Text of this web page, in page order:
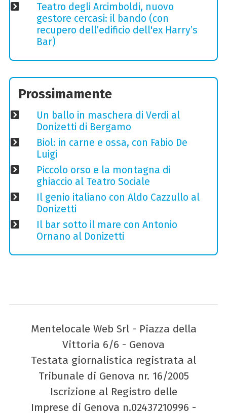
Teatro degli Arcimboldi, nuovo
gestore cercasi: il bando (con
recupero dell’edificio dell'ex Harry’s
Bar)
Prossimamente
Un ballo in maschera di Verdi al
Donizetti di Bergamo
Biol: in carne e ossa, con Fabio De
Luigi
Piccolo orso e la montagna di
ghiaccio al Teatro Sociale
Il genio italiano con Aldo Cazzullo al
Donizetti
Il bar sotto il mare con Antonio
Ornano al Donizetti
Mentelocale Web Srl - Piazza della
Vittoria 6/6 - Genova
Testata giornalistica registrata al
Tribunale di Genova nr. 16/2005
Iscrizione al Registro delle
Imprese di Genova n.02437210996 -